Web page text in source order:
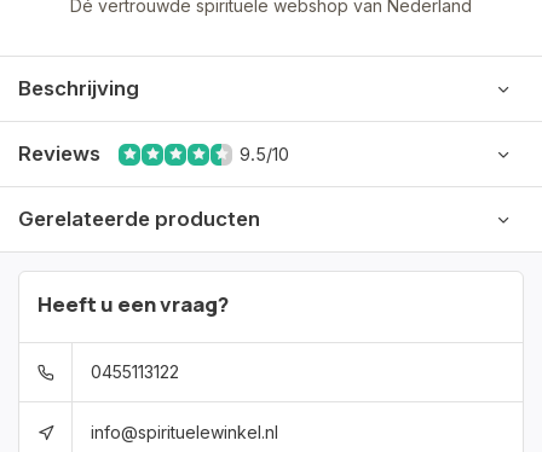
Dé vertrouwde spirituele webshop van Nederland
Beschrijving
Reviews 9.5/10
Gerelateerde producten
Heeft u een vraag?
0455113122
info@spirituelewinkel.nl